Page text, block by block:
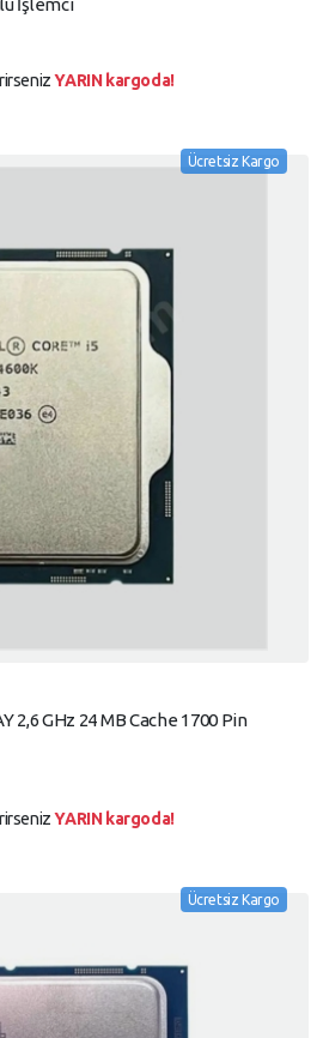
YARIN kargoda!
Ücretsiz Kargo
2,6 GHz 24 MB Cache 1700 Pin
YARIN kargoda!
Ücretsiz Kargo